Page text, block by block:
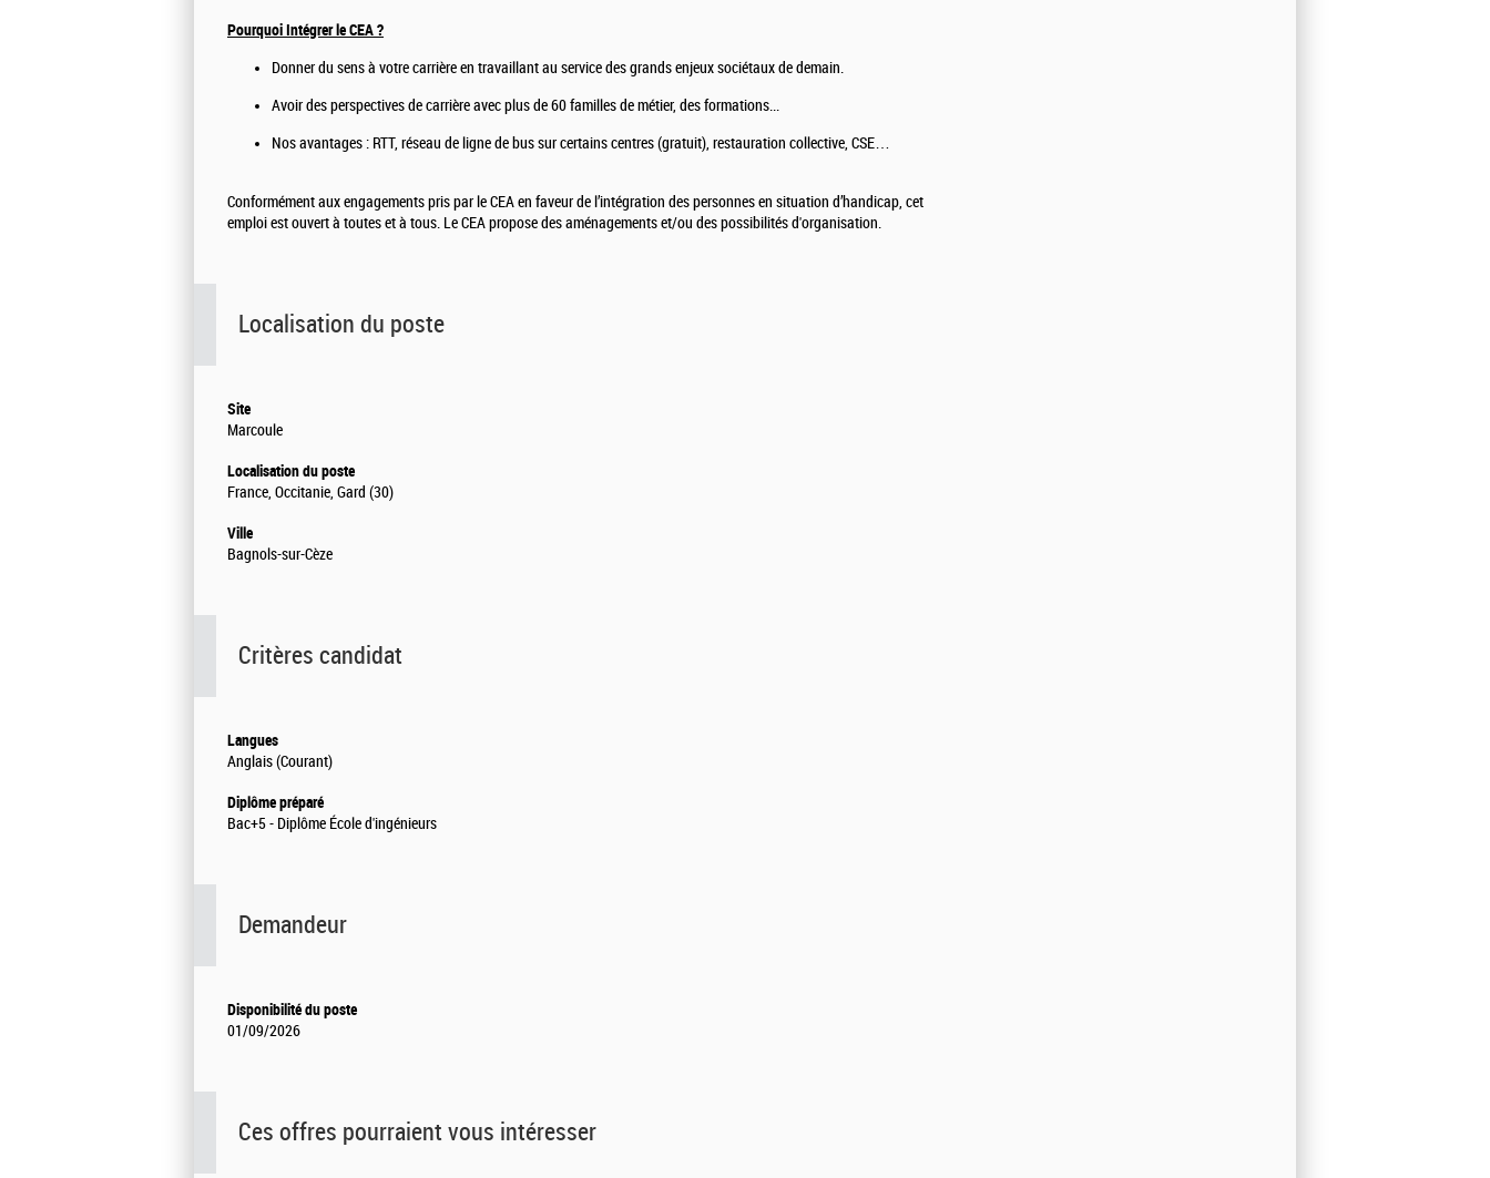
Pourquoi Intégrer le CEA ?
Donner du sens à votre carrière en travaillant au service des grands enjeux sociétaux de demain.
Avoir des perspectives de carrière avec plus de 60 familles de métier, des formations...
Nos avantages : RTT, réseau de ligne de bus sur certains centres (gratuit), restauration collective, CSE…
Conformément aux engagements pris par le CEA en faveur de l’intégration des personnes en situation d’handicap, cet
emploi est ouvert à toutes et à tous. Le CEA propose des aménagements et/ou des possibilités d'organisation.
Localisation du poste
Site
Marcoule
Localisation du poste
France, Occitanie, Gard (30)
Ville
Bagnols-sur-Cèze
Critères candidat
Langues
Anglais (Courant)
Diplôme préparé
Bac+5 - Diplôme École d'ingénieurs
Demandeur
Disponibilité du poste
01/09/2026
Ces offres pourraient vous intéresser